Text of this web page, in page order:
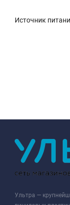
Источник
Ультра —